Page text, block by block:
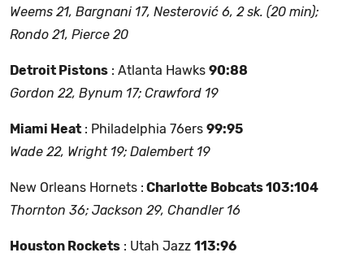
Weems 21, Bargnani 17, Nesterović 6, 2 sk. (20 min);
Rondo 21, Pierce 20
Detroit Pistons : Atlanta Hawks 90:88
Gordon 22, Bynum 17; Crawford 19
Miami Heat : Philadelphia 76ers 99:95
Wade 22, Wright 19; Dalembert 19
New Orleans Hornets : Charlotte Bobcats 103:104
Thornton 36; Jackson 29, Chandler 16
Houston Rockets : Utah Jazz 113:96